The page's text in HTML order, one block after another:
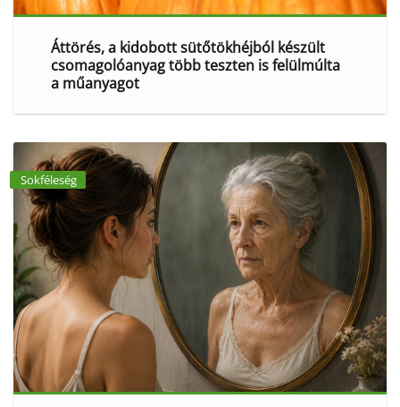
Áttörés, a kidobott sütőtökhéjból készült
csomagolóanyag több teszten is felülmúlta
a műanyagot
Sokféleség